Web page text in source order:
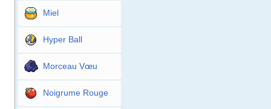
Miel
Hyper Ball
Morceau Vœu
Noigrume Rouge